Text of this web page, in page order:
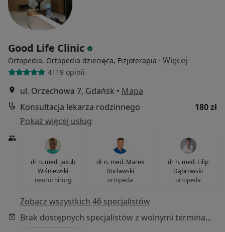
Good Life Clinic
Ortopedia, Ortopedia dziecięca, Fizjoterapia · Więcej
4119 opinii
ul. Orzechowa 7, Gdańsk • Mapa
Konsultacja lekarza rodzinnego
180 zł
Pokaż więcej usług
dr n. med. Jakub
Wiśniewski
neurochirurg
dr n. med. Marek
Rocławski
ortopeda
dr n. med. Filip
Dąbrowski
ortopeda
Zobacz wszystkich 46 specjalistów
Brak dostępnych specjalistów z wolnymi terminami w tym centrum medycznym.